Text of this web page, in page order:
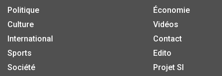
Politique
Culture
International
Sports
Société
Économie
Vidéos
Contact
Edito
Projet SI